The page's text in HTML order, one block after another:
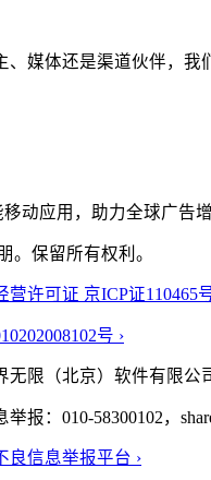
、媒体还是渠道伙伴，我
移动应用，助力全球广告
。保留所有权利。
许可证 京ICP证110465
号 ›
无限（北京）软件有限公
报：010-58300102，
良信息举报平台 ›